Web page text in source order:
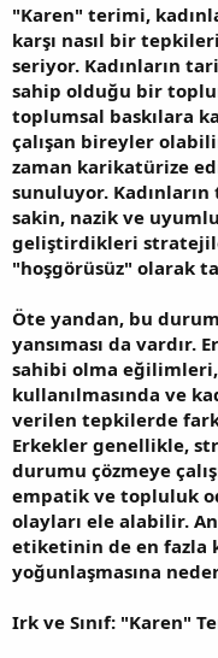
"Karen" terimi,
karşı nasıl bir
seriyor. Kadınların
sahip olduğu bir
toplumsal baskılara
çalışan bireyler
zaman karikatürize
sunuluyor.
sakin, nazik ve
geliştirdikleri
"hoşgörüsüz" olarak
Öte yandan, bu
yansıması da
sahibi olma
kullanılmasında ve
verilen tepkilerde
Erkekler genellikle,
durumu çözmeye
empatik ve topluluk
olayları ele alabilir.
etiketinin de en fazla
yoğunlaşmasına
Irk ve Sınıf: "Karen"